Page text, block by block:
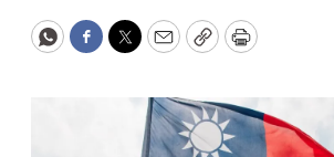
WhatsApp
Facebook
Twitter
EmailCopyPrint